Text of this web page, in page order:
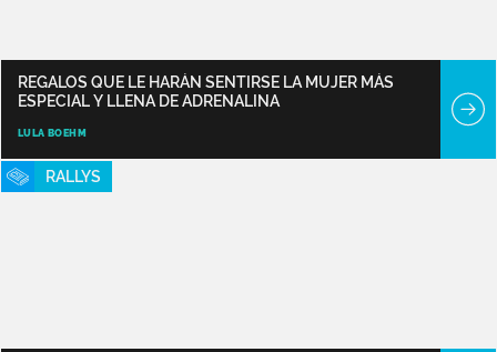
REGALOS QUE LE HARÁN SENTIRSE LA MUJER MÁS
ESPECIAL Y LLENA DE ADRENALINA
LULA BOEHM
RALLYS